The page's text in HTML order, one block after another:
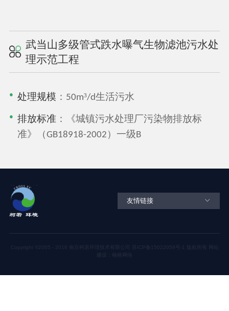
武当山多级管式跌水曝气生物滤池污水处
理示范工程
处理规模 ： 50m³/d生活污水
排放标准：《城镇污水处理厂污染物排放标
准》（GB18918-2002 ）一级B
友情链接
苏ICP备15022059号-1
网站
建设：翰格网络